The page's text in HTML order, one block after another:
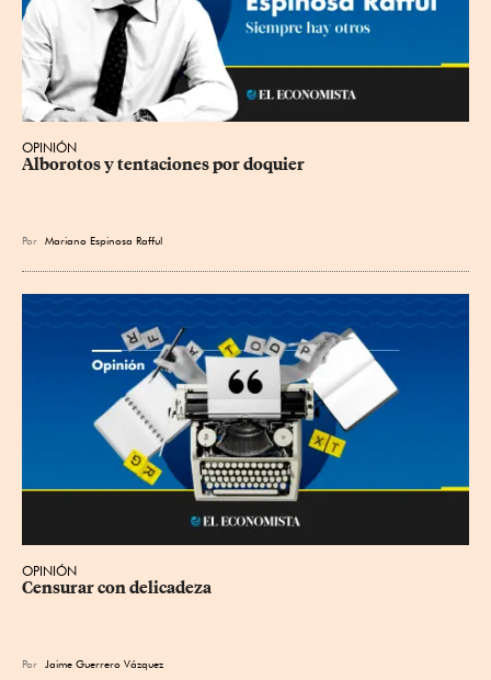
OPINIÓN
Alborotos y tentaciones por doquier
Por Mariano Espinosa Rafful
OPINIÓN
Censurar con delicadeza
Por Jaime Guerrero Vázquez